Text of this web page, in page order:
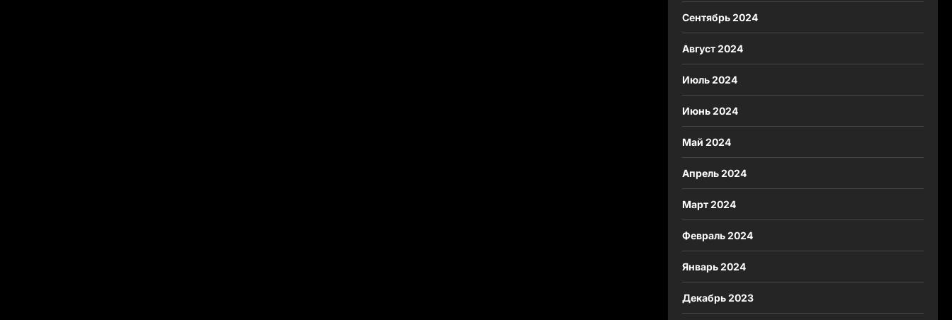
Сентябрь 2024
Август 2024
Июль 2024
Июнь 2024
Май 2024
Апрель 2024
Март 2024
Февраль 2024
Январь 2024
Декабрь 2023